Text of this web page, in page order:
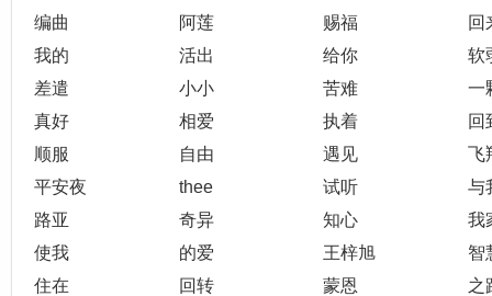
编曲
阿莲 赐福
回
我的
活出 给你
软
差遣
小小 苦难
一
真好
相爱 执着
回
顺服
自由 遇见
飞
平安夜
thee 试听
与
路亚
奇异 知心
我
使我
的爱 王梓旭
智
住在
回转 蒙恩
之